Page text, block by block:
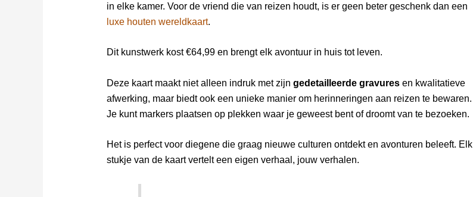
in elke kamer. Voor de vriend die van reizen houdt, is er geen beter geschenk dan een
luxe houten wereldkaart.
Dit kunstwerk kost €64,99 en brengt elk avontuur in huis tot leven.
Deze kaart maakt niet alleen indruk met zijn gedetailleerde gravuresen kwalitatieve
afwerking, maar biedt ook een unieke manier om herinneringen aan reizen te bewaren.
Je kunt markers plaatsen op plekken waar je geweest bent of droomt van te bezoeken.
Het is perfect voor diegene die graag nieuwe culturen ontdekt en avonturen beleeft. Elk
stukje van de kaart vertelt een eigen verhaal, jouw verhalen.